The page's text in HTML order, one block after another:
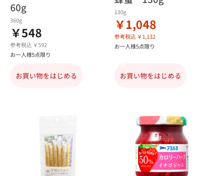
60g
360g
￥548
参考税込 ￥592
お一人様5点限り
お買い物をはじめる
130g
￥1,048
参考税込 ￥1,132
お一人様5点限り
お買い物をはじめる